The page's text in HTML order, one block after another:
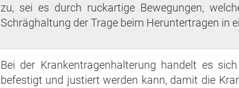
zu, sei es durch ruckartige Bewegungen,
Schräghaltung der Trage beim Heruntertragen in
Bei der Krankentragenhalterung handelt es
befestigt und justiert werden kann, damit die